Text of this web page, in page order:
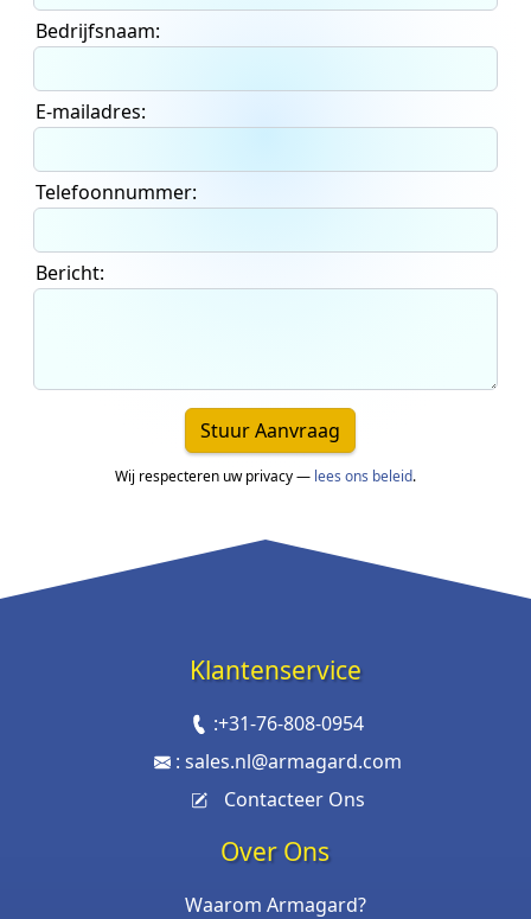
Bedrijfsnaam:
E-mailadres:
Telefoonnummer:
Bericht:
Stuur Aanvraag
Wij respecteren uw privacy — lees ons beleid.
Klantenservice
:+31-76-808-0954
: sales.nl@armagard.com
Contacteer Ons
Over Ons
Waarom Armagard?